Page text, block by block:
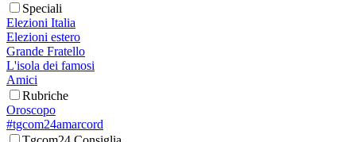
Speciali
Elezioni Italia
Elezioni estero
Grande Fratello
L'isola dei famosi
Amici
Rubriche
Oroscopo
#tgcom24amarcord